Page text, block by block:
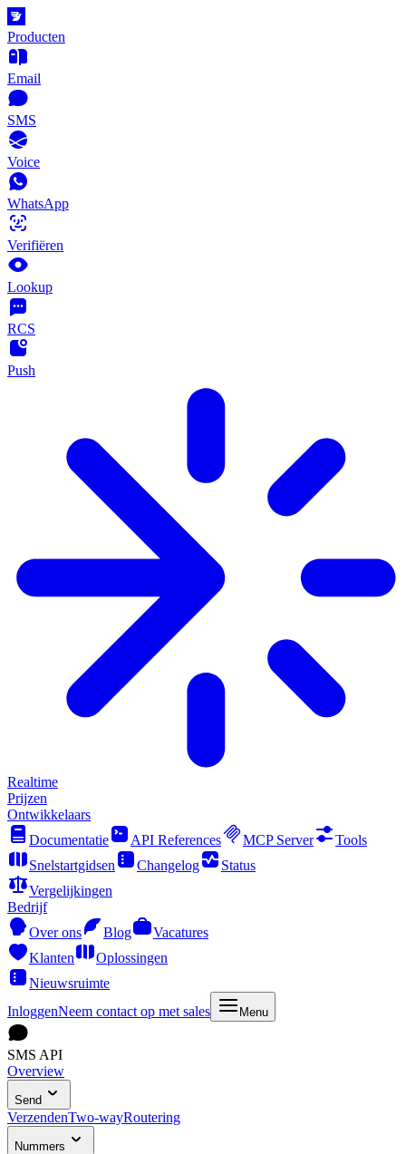
Producten
Email
SMS
Voice
WhatsApp
Verifiëren
Lookup
RCS
Push
Realtime
Prijzen
Ontwikkelaars
Documentatie
API References MCP Server
Tools
Snelstartgidsen
Changelog
Status
Vergelijkingen
Bedrijf
Over ons
Blog
Vacatures
Klanten
Oplossingen
Nieuwsruimte
InloggenNeem contact op met sales Menu
SMS API
Overview
Send
VerzendenTwo-wayRoutering
Nummers